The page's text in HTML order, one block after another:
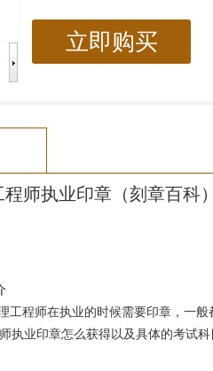
立即购买
师执业印章（刻章百科）
工程师在执业的时候需要印章，一
执业印章怎么获得以及具体的考试